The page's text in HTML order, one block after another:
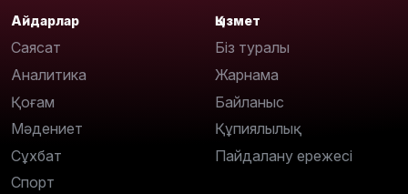
Айдарлар
Саясат
Аналитика
Қоғам
Мәдениет
Сұхбат
Спорт
Қызмет
Біз туралы
Жарнама
Байланыс
Құпиялылық
Пайдалану ережесі